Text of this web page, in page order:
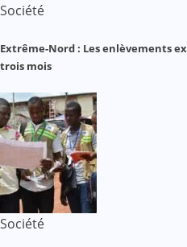
Société
Extrême-Nord : Les enlèvements
trois mois
Société